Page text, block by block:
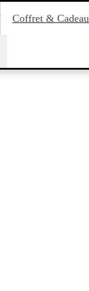
Coffret & Cadeau